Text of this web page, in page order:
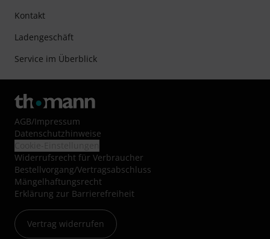
Kontakt
Ladengeschäft
Service im Überblick
AGB/Impressum
Datenschutzhinweise
Widerrufsrecht für Verbraucher
Bestellvorgang/Vertragsabschluss
Mängelhaftungsrecht
Erklärung zur Barrierefreiheit
Vertrag widerrufen